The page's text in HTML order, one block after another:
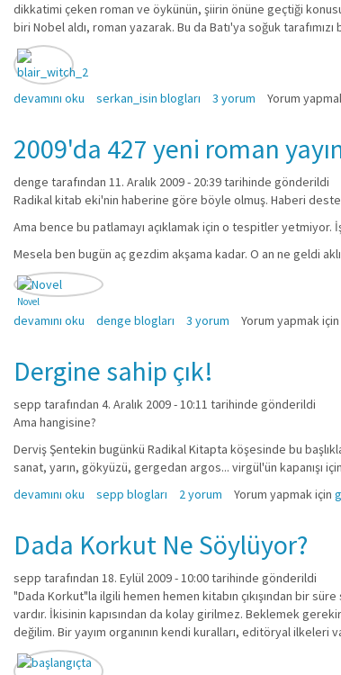
dikkatimi çeken roman ve öykünün, şiirin önüne geçtiği
biri Nobel aldı, roman yazarak. Bu da Batı'ya soğuk tarafımızı
Edebiyatımızın 2000lerle imtihanı hakkında
devamını oku serkan_isin blogları 3 yorum Yorum
2009'da 427 yeni roman
denge tarafından 11. Aralık 2009 - 20:39 tarihinde gönderildi
Radikal kitab eki'nin haberine göre böyle olmuş. Haberi
Ama bence bu patlamayı açıklamak için o tespitler yetmiyor.
Mesela ben bugün aç gezdim akşama kadar. O an ne geldi
Novel
2009'da 427 yeni roman yayımlandı hakkında
devamını oku denge blogları 3 yorum Yorum yapmak için
Dergine sahip çık!
sepp tarafından 4. Aralık 2009 - 10:11 tarihinde gönderildi
Ama hangisine?
Derviş Şentekin bugünkü Radikal Kitapta köşesinde bu
sanat, yarın, gökyüzü, gergedan argos... virgül'ün kapanışı
Dergine sahip çık! hakkında
devamını oku sepp blogları 2 yorum Yorum yapmak için
Dada Korkut Ne Söylüyor?
sepp tarafından 18. Eylül 2009 - 10:00 tarihinde gönderildi
"Dada Korkut"la ilgili hemen hemen kitabın çıkışından bir
vardır. İkisinin kapısından da kolay girilmez. Beklemek
değilim. Bir yayım organının kendi kuralları, editöryal ilkeleri